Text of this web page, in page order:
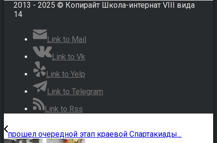
2013 - 2025 © Копирайт Школа-интернат VIII вида
14
Link to Mail
Link to Vk
Link to Yelp
Link to Telegram
Link to Rss
прошел очередной этап краевой Спартакиады...